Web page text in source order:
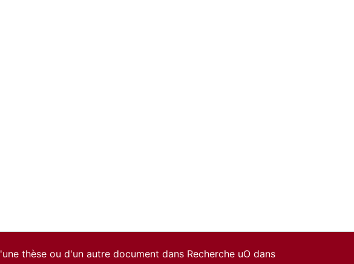
thèse ou d'un autre document dans Recherche uO dans